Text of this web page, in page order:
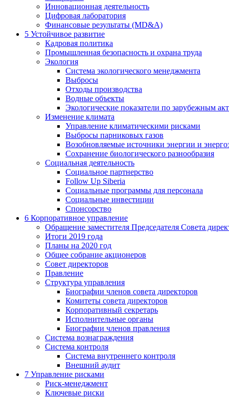
Инновационная деятельность
Цифровая лаборатория
Финансовые результаты (MD&A)
5 Устойчивое развитие
Кадровая политика
Промышленная безопасность и охрана труда
Экология
Система экологического менеджмента
Выбросы
Отходы производства
Водные объекты
Экологические показатели по зарубежным
Изменение климата
Управление климатическими рисками
Выбросы парниковых газов
Возобновляемые источники энергии и
Сохранение биологического разнообразия
Социальная деятельность
Социальное партнерство
Follow Up Siberia
Социальные программы для персонала
Социальные инвестиции
Спонсорство
6 Корпоративное управление
Обращение заместителя Председателя Совета
Итоги 2019 года
Планы на 2020 год
Общее собрание акционеров
Совет директоров
Правление
Структура управления
Биографии членов совета директоров
Комитеты совета директоров
Корпоративный секретарь
Исполнительные органы
Биографии членов правления
Система вознаграждения
Система контроля
Система внутреннего контроля
Внешний аудит
7 Управление рисками
Риск-менеджмент
Ключевые риски